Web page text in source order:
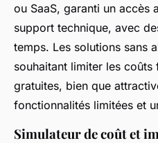
ou SaaS, garanti un accès
support technique, avec
temps. Les solutions sans
souhaitant limiter les
gratuites, bien que
fonctionnalités limitées et
Simulateur de coût et